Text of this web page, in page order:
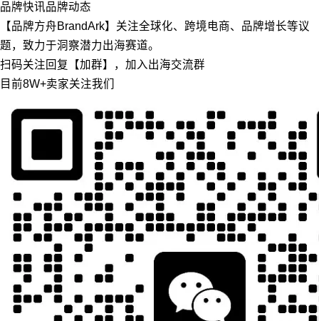
品牌快讯品牌动态
【品牌方舟BrandArk】关注全球化、跨境电商、品牌增长等议
题，致力于洞察潜力出海赛道。
扫码关注回复【加群】，加入出海交流群
目前8W+卖家关注我们